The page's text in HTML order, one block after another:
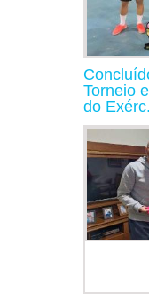
Torneio
do